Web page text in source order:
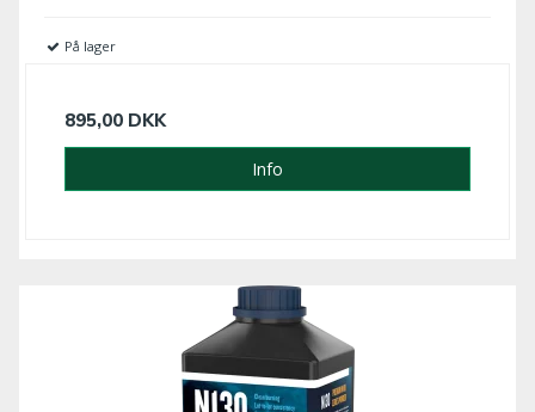
På lager
895,00 DKK
Info